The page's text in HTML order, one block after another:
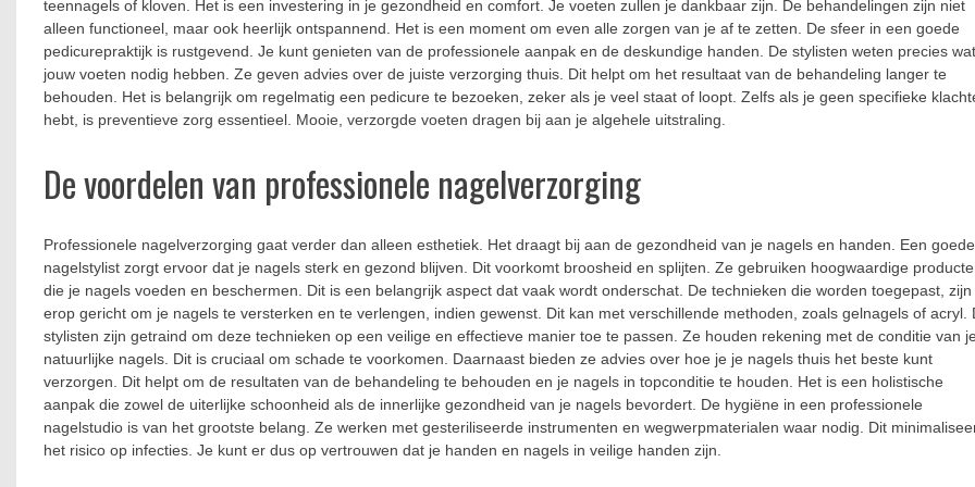
teennagels of kloven. Het is een investering in je gezondheid en comfort. Je voeten zullen je dankbaar zijn. De behandelingen zijn niet
alleen functioneel, maar ook heerlijk ontspannend. Het is een moment om even alle zorgen van je af te zetten. De sfeer in een goede
pedicurepraktijk is rustgevend. Je kunt genieten van de professionele aanpak en de deskundige handen. De stylisten weten precies wat
jouw voeten nodig hebben. Ze geven advies over de juiste verzorging thuis. Dit helpt om het resultaat van de behandeling langer te
behouden. Het is belangrijk om regelmatig een pedicure te bezoeken, zeker als je veel staat of loopt. Zelfs als je geen specifieke
hebt, is preventieve zorg essentieel. Mooie, verzorgde voeten dragen bij aan je algehele uitstraling.
De voordelen van professionele nagelverzorging
Professionele nagelverzorging gaat verder dan alleen esthetiek. Het draagt bij aan de gezondheid van je nagels en handen. Een goede
nagelstylist zorgt ervoor dat je nagels sterk en gezond blijven. Dit voorkomt broosheid en splijten. Ze gebruiken hoogwaardige
die je nagels voeden en beschermen. Dit is een belangrijk aspect dat vaak wordt onderschat. De technieken die worden toegepast, zijn
erop gericht om je nagels te versterken en te verlengen, indien gewenst. Dit kan met verschillende methoden, zoals gelnagels of acryl.
stylisten zijn getraind om deze technieken op een veilige en effectieve manier toe te passen. Ze houden rekening met de conditie van
natuurlijke nagels. Dit is cruciaal om schade te voorkomen. Daarnaast bieden ze advies over hoe je je nagels thuis het beste kunt
verzorgen. Dit helpt om de resultaten van de behandeling te behouden en je nagels in topconditie te houden. Het is een holistische
aanpak die zowel de uiterlijke schoonheid als de innerlijke gezondheid van je nagels bevordert. De hygiëne in een professionele
nagelstudio is van het grootste belang. Ze werken met gesteriliseerde instrumenten en wegwerpmaterialen waar nodig. Dit
het risico op infecties. Je kunt er dus op vertrouwen dat je handen en nagels in veilige handen zijn.